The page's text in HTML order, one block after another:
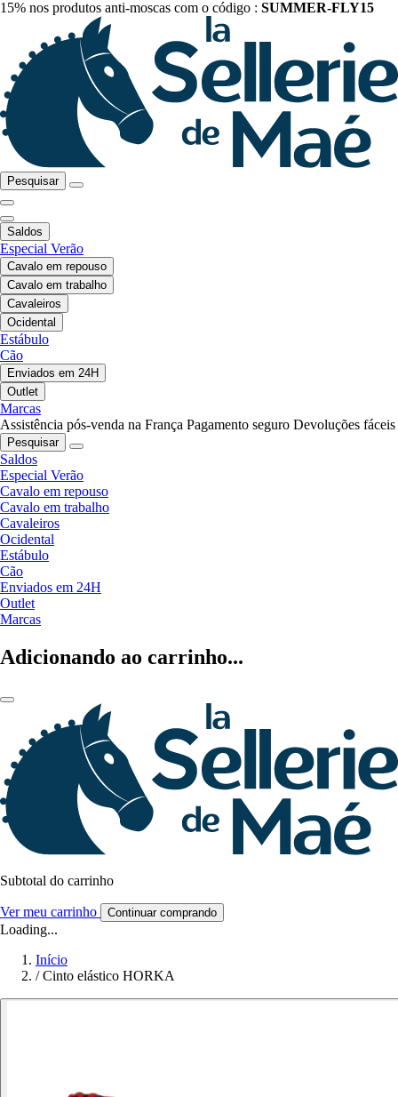
15% nos produtos anti-moscas com o código : SUMMER-FLY15
Pesquisar
Saldos
Especial Verão
Cavalo em repouso
Cavalo em trabalho
Cavaleiros
Ocidental
Estábulo
Cão
Enviados em 24H
Outlet
Marcas
Assistência pós-venda na França Pagamento seguro Devoluções fáceis
Pesquisar
Saldos
Especial Verão
Cavalo em repouso
Cavalo em trabalho
Cavaleiros
Ocidental
Estábulo
Cão
Enviados em 24H
Outlet
Marcas
Adicionando ao carrinho...
Subtotal do carrinho
Ver meu carrinho Continuar comprando
Loading...
Início
/ Cinto elástico HORKA